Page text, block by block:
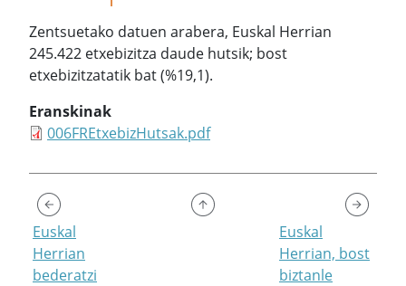
Zentsuetako datuen arabera, Euskal Herrian
245.422 etxebizitza daude hutsik; bost
etxebizitzatatik bat (%19,1).
Eranskinak
006FREtxebizHutsak.pdf
Euskal
Herrian
bederatzi
Euskal
Herrian, bost
biztanle